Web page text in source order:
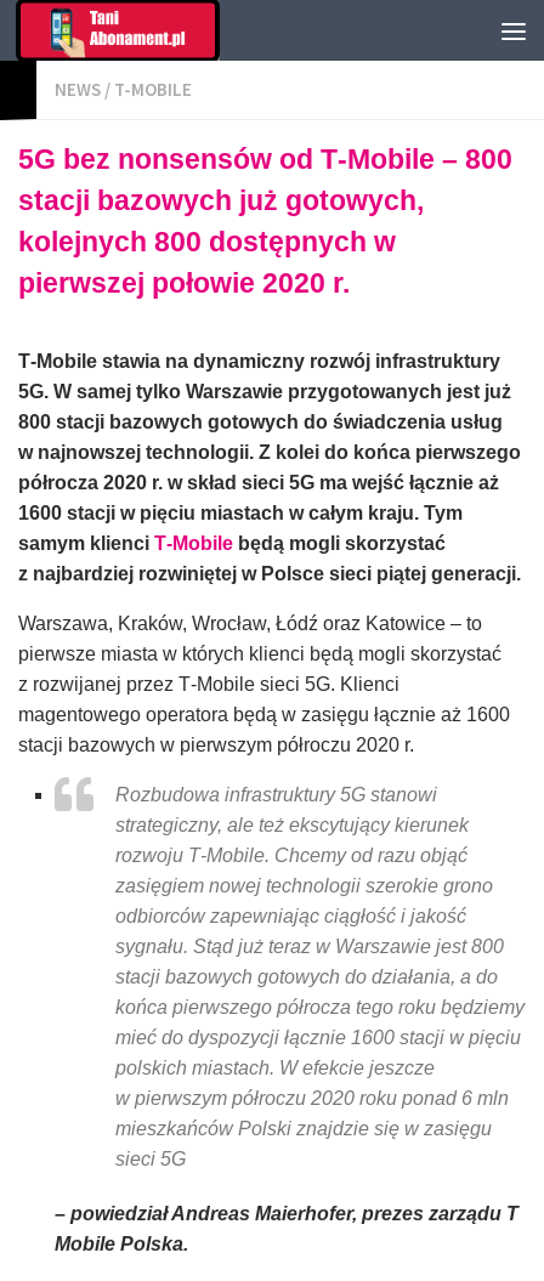
NEWS / T-MOBILE
5G bez nonsensów od T‑Mobile – 800
stacji bazowych już gotowych,
kolejnych 800 dostępnych w
pierwszej połowie 2020 r.
T‑Mobile stawia na dynamiczny rozwój infrastruktury
5G. W samej tylko Warszawie przygotowanych jest już
800 stacji bazowych gotowych do świadczenia usług
w najnowszej technologii. Z kolei do końca pierwszego
półrocza 2020 r. w skład sieci 5G ma wejść łącznie aż
1600 stacji w pięciu miastach w całym kraju. Tym
samym klienci T‑Mobile będą mogli skorzystać
z najbardziej rozwiniętej w Polsce sieci piątej generacji.
Warszawa, Kraków, Wrocław, Łódź oraz Katowice – to
pierwsze miasta w których klienci będą mogli skorzystać
z rozwijanej przez T‑Mobile sieci 5G. Klienci
magentowego operatora będą w zasięgu łącznie aż 1600
stacji bazowych w pierwszym półroczu 2020 r.
Rozbudowa infrastruktury 5G stanowi
strategiczny, ale też ekscytujący kierunek
rozwoju T‑Mobile. Chcemy od razu objąć
zasięgiem nowej technologii szerokie grono
odbiorców zapewniając ciągłość i jakość
sygnału. Stąd już teraz w Warszawie jest 800
stacji bazowych gotowych do działania, a do
końca pierwszego półrocza tego roku będziemy
mieć do dyspozycji łącznie 1600 stacji w pięciu
polskich miastach. W efekcie jeszcze
w pierwszym półroczu 2020 roku ponad 6 mln
mieszkańców Polski znajdzie się w zasięgu
sieci 5G
– powiedział Andreas Maierhofer, prezes zarządu T
Mobile Polska.